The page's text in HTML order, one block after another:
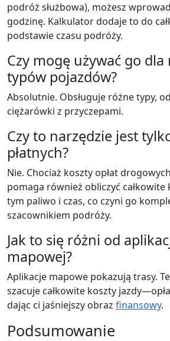
podróż służbowa), możesz
godzinę. Kalkulator dodaje to do
podstawie czasu podróży.
Czy mogę używać go dla
typów pojazdów?
Absolutnie. Obsługuje różne typy,
ciężarówki z przyczepami.
Czy to narzędzie jest
płatnych?
Nie. Chociaż koszty opłat
pomaga również obliczyć
tym paliwo i czas, co czyni go
szacownikiem podróży.
Jak to się różni od
mapowej?
Aplikacje mapowe pokazują trasy.
szacuje całkowite koszty
dając ci jaśniejszy obraz finansowy.
Podsumowanie